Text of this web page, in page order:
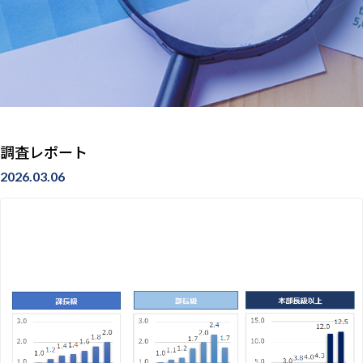
調査レポート
2026.03.06